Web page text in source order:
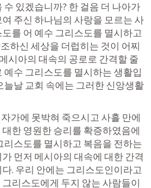
있겠습니까? 한 걸음 더 나아가
주신 하나님의 사랑을 모르는 사
를 어 예수 그리스도를 멸시하고
하신 세상을 더럽히는 것이 어찌
시아의 대속의 공로로 간격할 줄
예수 그리스도를 멸시하는 생활입
늘날 교회 속에는 그러한 신앙생활
가에 못박혀 죽으시고 사흘 만에
한 영원한 승리를 확증하였음에
리스도를 멸시하고 복음을 전하는
먼저 메시아의 대속에 대한 간격
. 우리 안에는 그리스도인이라고
리스도에게 두지 않는 사람들이